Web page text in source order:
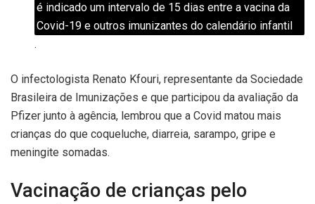
é indicado um intervalo de 15 dias entre a vacina da
Covid-19 e outros imunizantes do calendário infantil
.
O infectologista Renato Kfouri, representante da Sociedade
Brasileira de Imunizações e que participou da avaliação da
Pfizer junto à agência, lembrou que a Covid matou mais
crianças do que coqueluche, diarreia, sarampo, gripe e
meningite somadas.
Vacinação de crianças pelo